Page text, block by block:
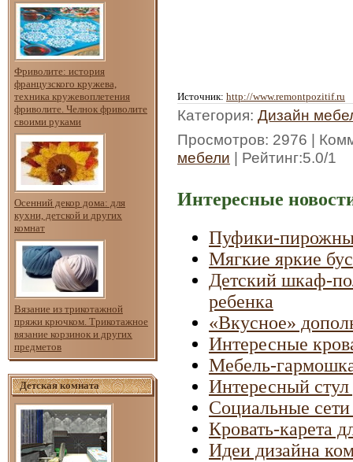
Фриволите: история
французского кружева,
техника кружевоплетения
фриволите. Челнок фриволите
своими руками
Осенний декор дома: для
кухни, детской и других
комнат
Вязание из трикотажной
пряжи крючком. Трикотажное
вязание корзинок и других
предметов
Детская комната
Источник: http://www.remontpozitif.ru
Категория: Дизайн
Просмотров: 2976 |
мебели | Рейтинг:5.0/1
Интересные
Пуфики-
Мягкие яркие
Детский шкаф-
ребенка
«Вкусное»
Интересные
Мебель-
Интересный стул
Социальные
Кровать-карета
Идеи дизайна